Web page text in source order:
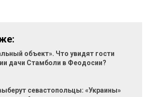
объект». Что увидят гости
дачи Стамболи в Феодосии?
севастопольцы: «Украины»